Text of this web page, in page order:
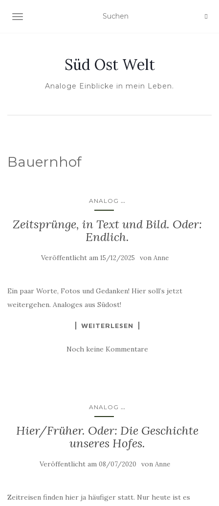
NAVIGATION UMSCHALTEN
Süd Ost Welt
Analoge Einblicke in mein Leben.
Bauernhof
ANALOG ...
Zeitsprünge, in Text und Bild. Oder:
Endlich.
Veröffentlicht am 15/12/2025 von Anne
Ein paar Worte, Fotos und Gedanken! Hier soll’s jetzt
weitergehen. Analoges aus Südost!
WEITERLESEN
Noch keine Kommentare
ANALOG ...
Hier/Früher. Oder: Die Geschichte
unseres Hofes.
Veröffentlicht am 08/07/2020 von Anne
Zeitreisen finden hier ja häufiger statt. Nur heute ist es